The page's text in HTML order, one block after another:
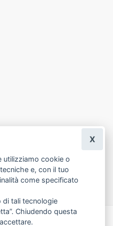
utilizziamo cookie o
e, con il tuo
come specificato
di tali tecnologie
Chiudendo questa
X